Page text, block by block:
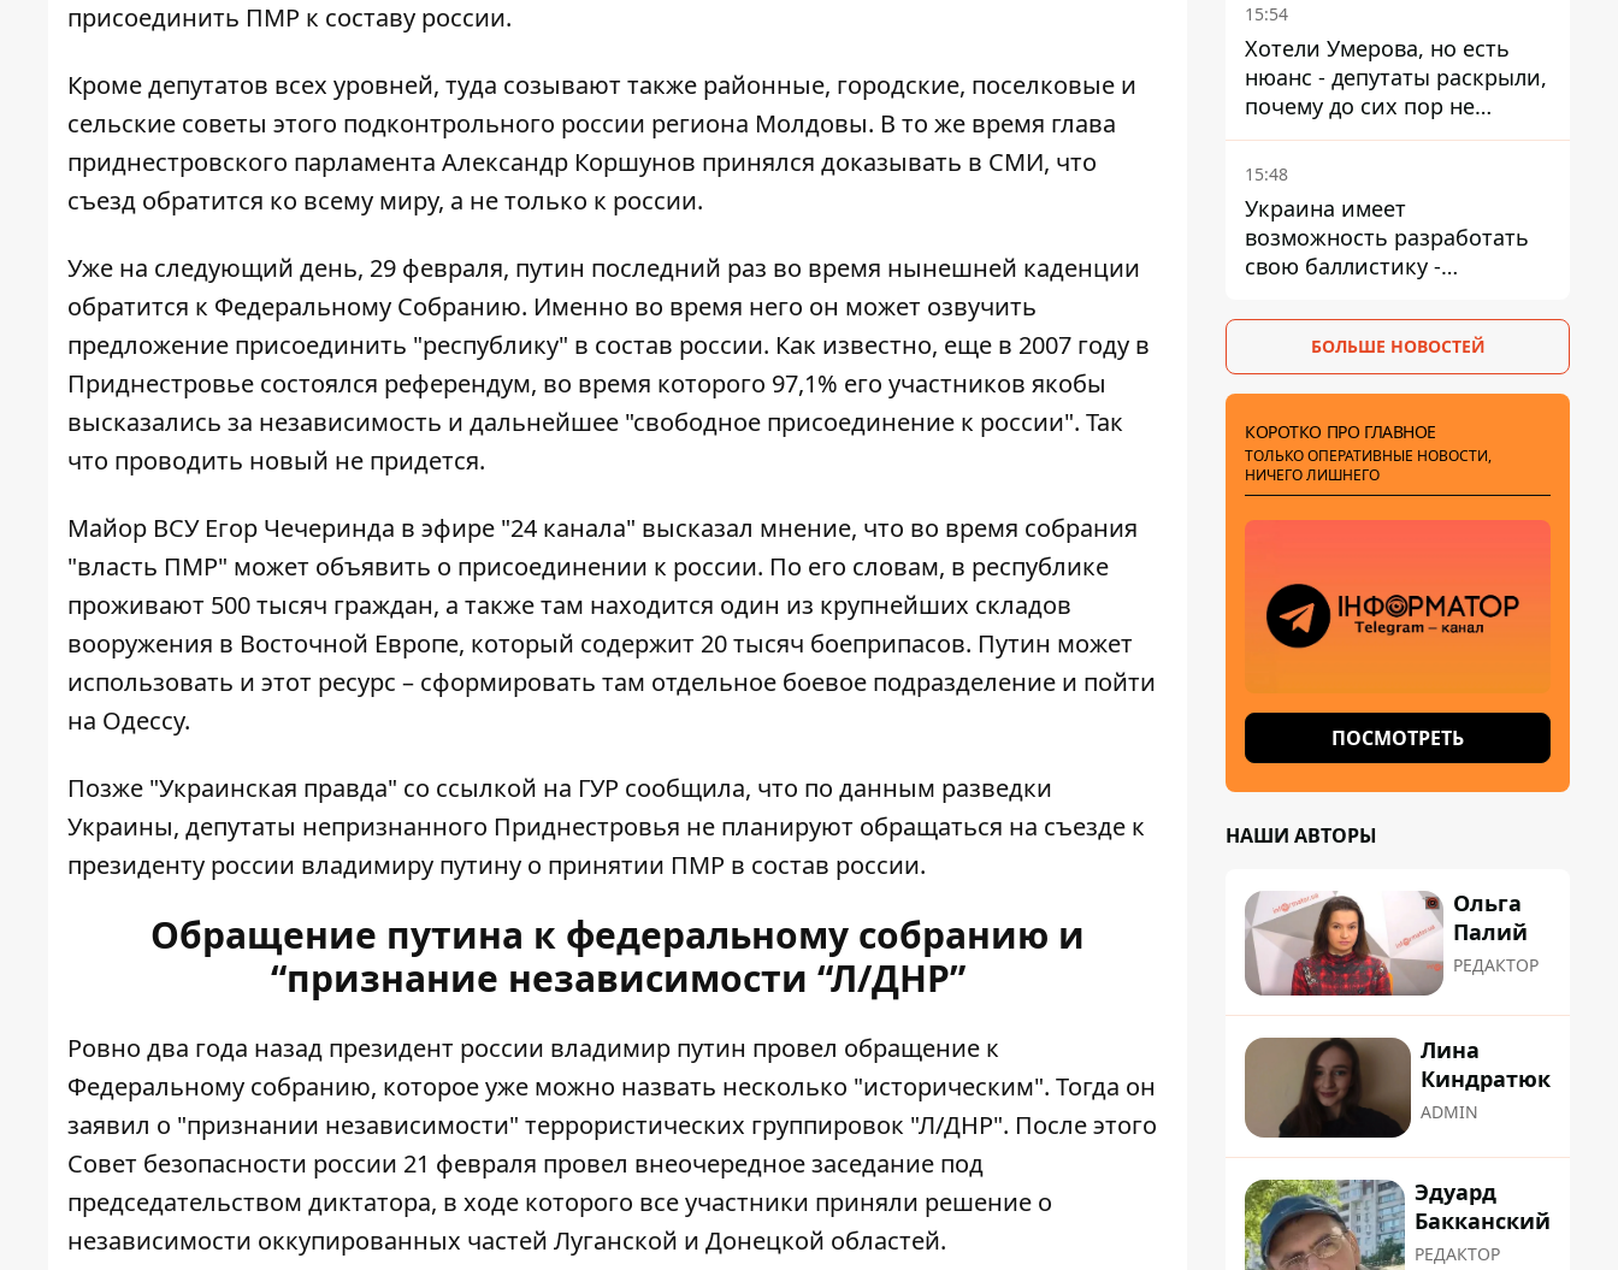
присоединить ПМР к составу россии.
Кроме депутатов всех уровней, туда созывают также районные, городские, поселковые и
сельские советы этого подконтрольного россии региона Молдовы. В то же время глава
приднестровского парламента Александр Коршунов принялся доказывать в СМИ, что
съезд обратится ко всему миру, а не только к россии.
Уже на следующий день, 29 февраля, путин последний раз во время нынешней каденции
обратится к Федеральному Собранию. Именно во время него он может озвучить
предложение присоединить "республику" в состав россии. Как известно, еще в 2007 году в
Приднестровье состоялся референдум, во время которого 97,1% его участников якобы
высказались за независимость и дальнейшее "свободное присоединение к россии". Так
что проводить новый не придется.
Майор ВСУ Егор Чечеринда в эфире "24 канала" высказал мнение, что во время собрания
"власть ПМР" может объявить о присоединении к россии. По его словам, в республике
проживают 500 тысяч граждан, а также там находится один из крупнейших складов
вооружения в Восточной Европе, который содержит 20 тысяч боеприпасов. Путин может
использовать и этот ресурс – сформировать там отдельное боевое подразделение и пойти
на Одессу.
Позже "Украинская правда" со ссылкой на ГУР сообщила, что по данным разведки
Украины, депутаты непризнанного Приднестровья не планируют обращаться на съезде к
президенту россии владимиру путину о принятии ПМР в состав россии.
Обращение путина к федеральному собранию и
“признание независимости “Л/ДНР”
Ровно два года назад президент россии владимир путин провел обращение к
Федеральному собранию, которое уже можно назвать несколько "историческим". Тогда он
заявил о "признании независимости" террористических группировок "Л/ДНР". После этого
Совет безопасности россии 21 февраля провел внеочередное заседание под
председательством диктатора, в ходе которого все участники приняли решение о
независимости оккупированных частей Луганской и Донецкой областей.
15:54
Хотели Умерова, но есть
нюанс - депутаты раскрыли,
почему до сих пор не
назначен новый посол в
США
15:48
Украина имеет
возможность разработать
свою баллистику -
когда она появится
БОЛЬШЕ НОВОСТЕЙ
КОРОТКО ПРО ГЛАВНОЕ
ТОЛЬКО ОПЕРАТИВНЫЕ НОВОСТИ,
НИЧЕГО ЛИШНЕГО
ПОСМОТРЕТЬ
НАШИ АВТОРЫ
Ольга
Палий
РЕДАКТОР
Лина
Киндратюк
ADMIN
Эдуард
Бакканский
РЕДАКТОР